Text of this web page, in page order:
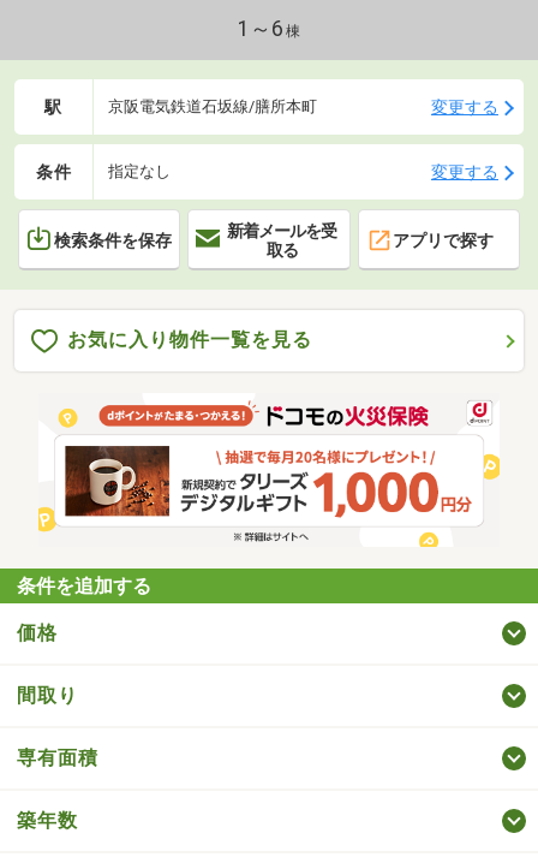
1～6 棟
駅 京阪電気鉄道石坂線/膳所本町 変更する
条件 指定なし 変更する
検索条件を保存
新着メールを受
取る
アプリで探す
お気に入り物件一覧を見る
条件を追加する
価格
間取り
専有面積
築年数